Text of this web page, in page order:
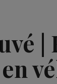
|
en